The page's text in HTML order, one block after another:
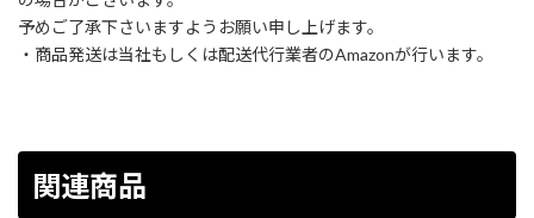
予めご了承下さいますようお願い申し上げます。
・商品発送は当社もしくは配送代行業者のAmazonが行います。
関連商品